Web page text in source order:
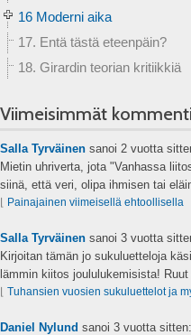
16 Moderni aika
17. Entä tästä eteenpäin?
18. Girardin teorian kritiikkiä
Viimeisimmät
Salla Tyrväinen sanoi 2 vuotta
Mietin uhriverta, jota "Vanhassa
siinä, että veri, olipa ihmisen tai
Painajainen viimeisellä ehtoollisella
Salla Tyrväinen sanoi 3 vuotta
Kirjoitan tämän jo sukuluetteloja
lämmin kiitos joululukemisista!
Tuhansien vuosien sukuluettelot ja
Daniel Nylund sanoi 3 vuotta sitten: